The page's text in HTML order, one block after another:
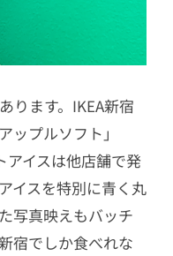
ります。IKEA新宿
ップルソフト」
アイスは他店舗で発
イスを特別に青く丸
写真映えもバッチ
宿でしか食べれな